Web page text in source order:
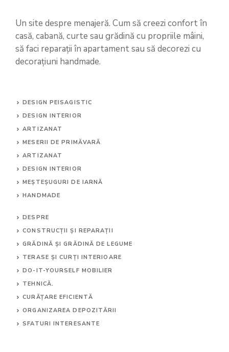
Un site despre menajeră. Cum să creezi confort în
casă, cabană, curte sau grădină cu propriile mâini,
să faci reparații în apartament sau să decorezi cu
decorațiuni handmade.
DESIGN PEISAGISTIC
DESIGN INTERIOR
ARTIZANAT
MESERII DE PRIMĂVARĂ
ARTIZANAT
DESIGN INTERIOR
MEȘTEȘUGURI DE IARNĂ
HANDMADE
DESPRE
CONSTRUCȚII ȘI REPARAȚII
GRĂDINĂ ȘI GRĂDINĂ DE LEGUME
TERASE ȘI CURȚI INTERIOARE
DO-IT-YOURSELF MOBILIER
TEHNICĂ.
CURĂȚARE EFICIENTĂ
ORGANIZAREA DEPOZITĂRII
SFATURI INTERESANTE